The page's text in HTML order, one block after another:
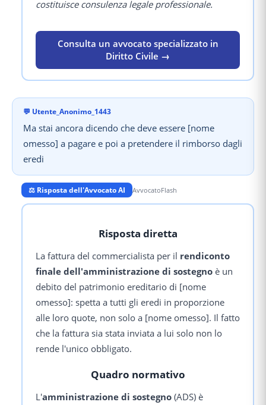
costituisce consulenza legale professionale.
Consulta un avvocato specializzato in
Diritto Civile →
💬 Utente_Anonimo_1443
Ma stai ancora dicendo che deve essere [nome
omesso] a pagare e poi a pretendere il rimborso dagli
eredi
⚖️ Risposta dell'Avvocato AI AvvocatoFlash
Risposta diretta
La fattura del commercialista per il rendiconto
finale dell'amministrazione di sostegno è un
debito del patrimonio ereditario di [nome
omesso]: spetta a tutti gli eredi in proporzione
alle loro quote, non solo a [nome omesso]. Il fatto
che la fattura sia stata inviata a lui solo non lo
rende l'unico obbligato.
Quadro normativo
L'amministrazione di sostegno (ADS) è